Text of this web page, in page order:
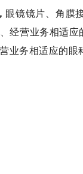
眼镜镜片、角膜
经营业务相适
业务相适应的眼